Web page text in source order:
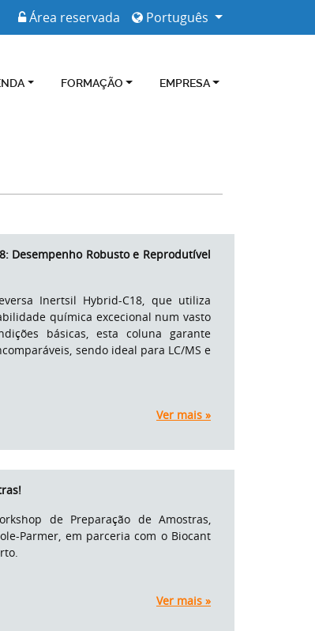
Português
Área reservada
FORMAÇÃO EMPRESA
Desempenho Robusto e Reprodutível
Inertsil Hybrid-C18, que utiliza
química excecional num vasto
básicas, esta coluna garante
sendo ideal para LC/MS e
Ver mais »
de Preparação de Amostras,
Parmer, em parceria com o Biocant
Ver mais »